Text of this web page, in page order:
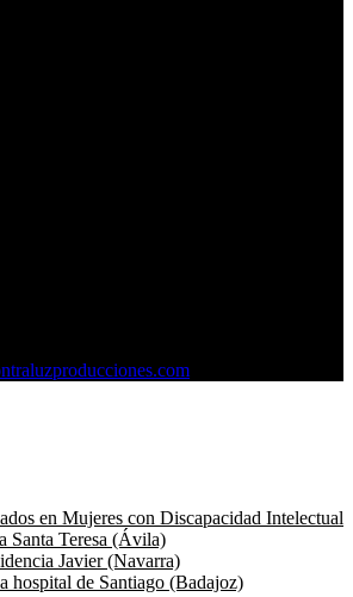
en Mujeres con Discapacidad Intelectual
Santa Teresa (Ávila)
Javier (Navarra)
hospital de Santiago (Badajoz)